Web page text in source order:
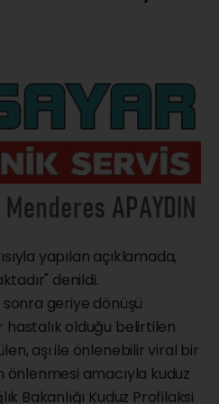
yapılan açıklamada,
denildi.
geriye dönüşü
olduğu belirtilen
aşı ile önlenebilir viral bir
önlenmesi amacıyla kuduz
Bakanlığı Kuduz Profilaksi